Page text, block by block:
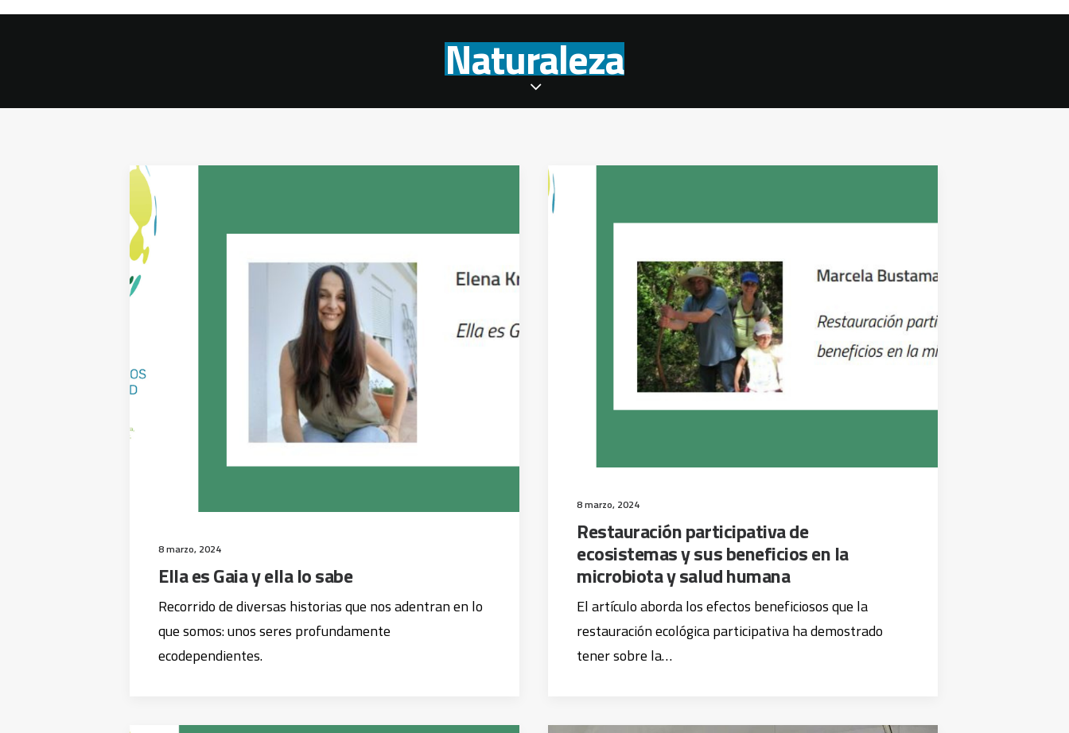
Naturaleza
8 marzo, 2024
Ella es Gaia y ella lo sabe
Recorrido de diversas historias que nos adentran en lo
que somos: unos seres profundamente
ecodependientes.
8 marzo, 2024
Restauración participativa de
ecosistemas y sus beneficios en la
microbiota y salud humana
El artículo aborda los efectos beneficiosos que la
restauración ecológica participativa ha demostrado
tener sobre la…